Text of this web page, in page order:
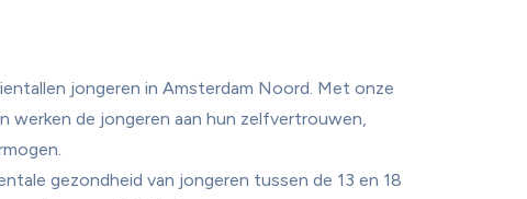
jongeren in Amsterdam Noord. Met onze
werken de jongeren aan hun zelfvertrouwen,
gezondheid van jongeren tussen de 13 en 18